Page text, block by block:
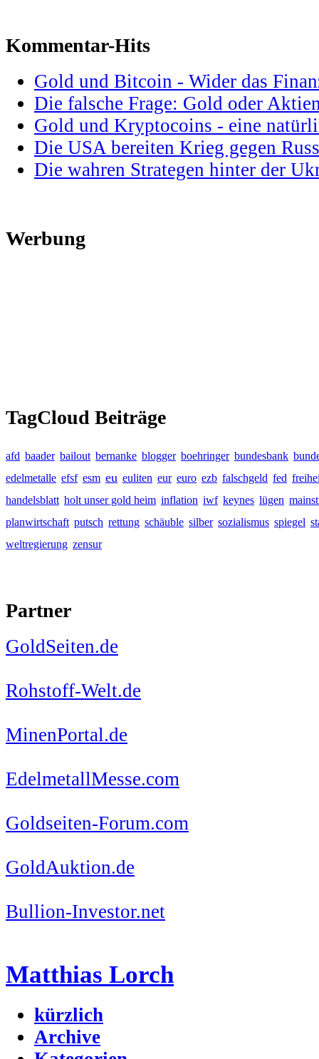
Kommentar-Hits
Gold und Bitcoin - Wider das
Die falsche Frage: Gold oder
Gold und Kryptocoins - eine
Die USA bereiten Krieg gegen
Die wahren Strategen hinter der
Werbung
TagCloud Beiträge
afd baader bailout bernanke blogger boehringer bundesbank
edelmetalle efsf esm eu euliten eur euro ezb falschgeld fed
handelsblatt holt unser gold heim inflation iwf keynes lügen
planwirtschaft putsch rettung schäuble silber sozialismus spiegel
weltregierung zensur
Partner
GoldSeiten.de
Rohstoff-Welt.de
MinenPortal.de
EdelmetallMesse.com
Goldseiten-Forum.com
GoldAuktion.de
Bullion-Investor.net
Matthias Lorch
kürzlich
Archive